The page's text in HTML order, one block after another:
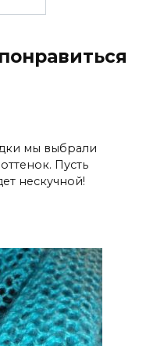
мы выбрали
Пусть
нескучной!